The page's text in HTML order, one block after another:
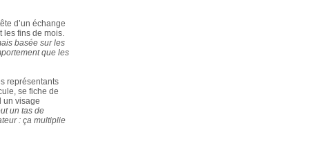
d’un échange
les fins de mois.
basée sur les
que les
représentants
se fiche de
un visage
un tas de
: ça multiplie